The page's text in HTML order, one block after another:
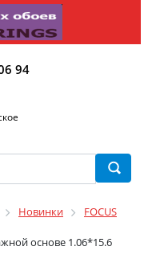
94
Новинки FOCUS
основе 1.06*15.6